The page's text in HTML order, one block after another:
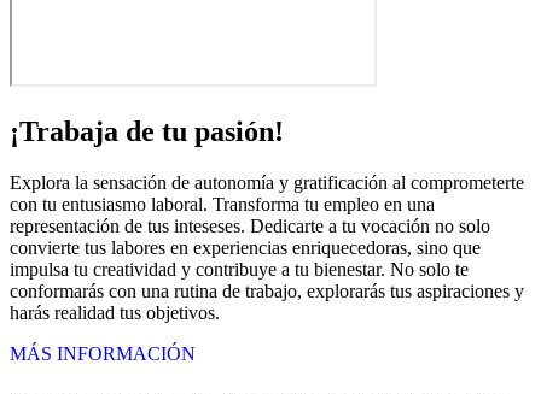
¡Trabaja de tu pasión!
Explora la sensación de autonomía y gratificación al comprometerte
con tu entusiasmo laboral. Transforma tu empleo en una
representación de tus inteseses. Dedicarte a tu vocación no solo
convierte tus labores en experiencias enriquecedoras, sino que
impulsa tu creatividad y contribuye a tu bienestar. No solo te
conformarás con una rutina de trabajo, explorarás tus aspiraciones y
harás realidad tus objetivos.
MÁS INFORMACIÓN